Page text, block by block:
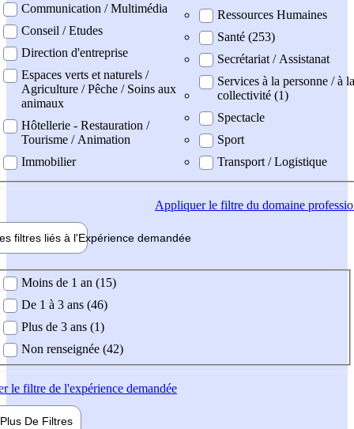
Communication / Multimédia
Conseil / Etudes
Direction d'entreprise
Espaces verts et naturels /
Agriculture / Pêche / Soins aux
animaux
Hôtellerie - Restauration /
Tourisme / Animation
Immobilier
Ressources Humaines
Santé (253)
Secrétariat / Assistanat
Services à la personne / à la
collectivité (1)
Spectacle
Sport
Transport / Logistique
Appliquerle filtre du domaine
filtres liés à l'Expérience demandée
demandée
Moins de 1 an (15)
De 1 à 3 ans (46)
Plus de 3 ans (1)
Non renseignée (42)
le filtre de l'expérience demandée
Plus De Filtres